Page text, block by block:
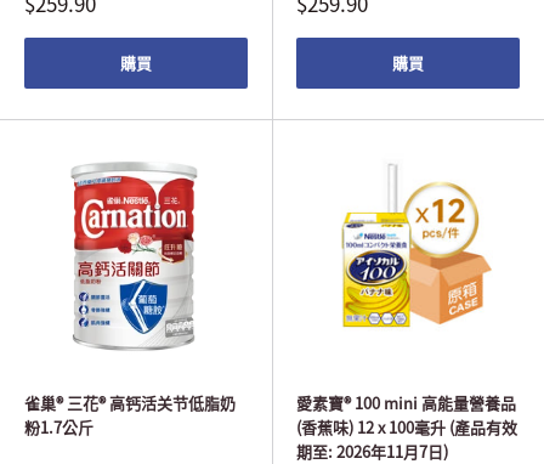
購買 購買
雀巢® 三花® 高钙活关节低脂奶
粉1.7公斤
愛素寶® 100 mini 高能量營養品
(香蕉味) 12 x 100毫升 (產品有效
期至: 2026年11月7日)